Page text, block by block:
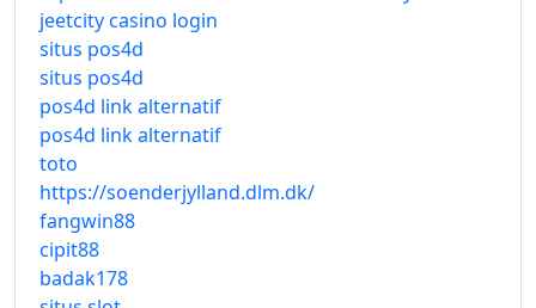
jeetcity casino login
situs pos4d
situs pos4d
pos4d link alternatif
pos4d link alternatif
toto
https://soenderjylland.dlm.dk/
fangwin88
cipit88
badak178